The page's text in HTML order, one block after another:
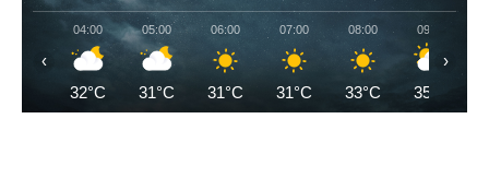
04:00
32°C
05:00
31°C
06:00
31°C
07:00
31°C
08:00
33°C
09:00
35°C
‹ ›